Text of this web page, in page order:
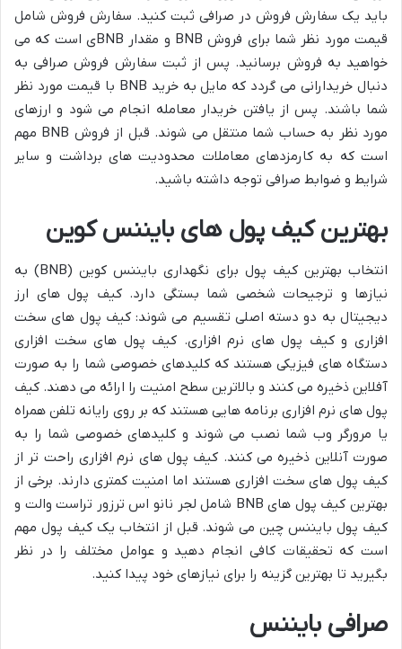
باید یک سفارش فروش در صرافی ثبت کنید. سفارش فروش شامل
قیمت مورد نظر شما برای فروش BNB و مقدار BNBی است که می
خواهید به فروش برسانید. پس از ثبت سفارش فروش صرافی به
دنبال خریدارانی می گردد که مایل به خرید BNB با قیمت مورد نظر
شما باشند. پس از یافتن خریدار معامله انجام می شود و ارزهای
مورد نظر به حساب شما منتقل می شوند. قبل از فروش BNB مهم
است که به کارمزدهای معاملات محدودیت های برداشت و سایر
شرایط و ضوابط صرافی توجه داشته باشید.
بهترین کیف پول های بایننس کوین
انتخاب بهترین کیف پول برای نگهداری بایننس کوین (BNB) به
نیازها و ترجیحات شخصی شما بستگی دارد. کیف پول های ارز
دیجیتال به دو دسته اصلی تقسیم می شوند: کیف پول های سخت
افزاری و کیف پول های نرم افزاری. کیف پول های سخت افزاری
دستگاه های فیزیکی هستند که کلیدهای خصوصی شما را به صورت
آفلاین ذخیره می کنند و بالاترین سطح امنیت را ارائه می دهند. کیف
پول های نرم افزاری برنامه هایی هستند که بر روی رایانه تلفن همراه
یا مرورگر وب شما نصب می شوند و کلیدهای خصوصی شما را به
صورت آنلاین ذخیره می کنند. کیف پول های نرم افزاری راحت تر از
کیف پول های سخت افزاری هستند اما امنیت کمتری دارند. برخی از
بهترین کیف پول های BNB شامل لجر نانو اس ترزور تراست والت و
کیف پول بایننس چین می شوند. قبل از انتخاب یک کیف پول مهم
است که تحقیقات کافی انجام دهید و عوامل مختلف را در نظر
بگیرید تا بهترین گزینه را برای نیازهای خود پیدا کنید.
صرافی بایننس